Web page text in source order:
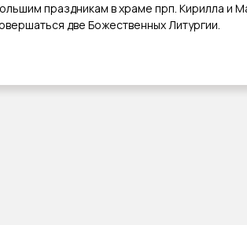
праздникам в храме прп. Кирилла и
две Божественных Литургии.